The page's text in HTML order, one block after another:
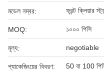
মডেল নম্বর: ফ্রন্ট ক্লিয়ার
MOQ: ১০০০ পিসি
মূল্য: negotiable
প্যাকেজিংয়ের বিবরণ: 50 বা 100